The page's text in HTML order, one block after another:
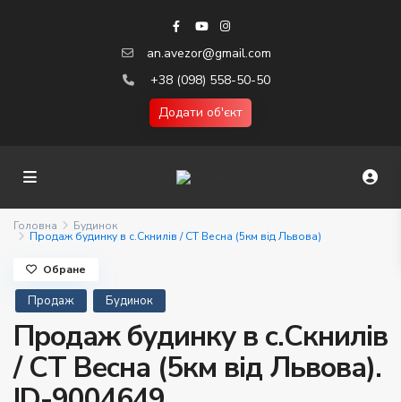
an.avezor@gmail.com
+38 (098) 558-50-50
Додати об'єкт
Головна Будинок
Продаж будинку в с.Скнилів / СТ Весна (5км від Львова)
Продаж Будинок
Продаж будинку в с.Скнилів
/ СТ Весна (5км від Львова).
Обране